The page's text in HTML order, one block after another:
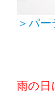
＞パ
雨の日